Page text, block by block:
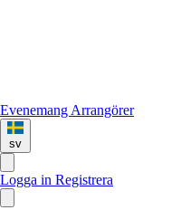
Evenemang Arrangörer
sv
Logga in Registrera